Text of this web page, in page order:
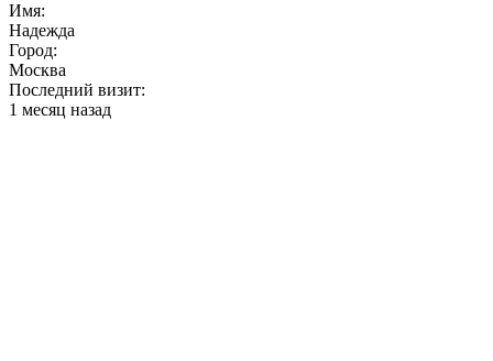
Имя:
Надежда
Город:
Москва
Последний визит:
1 месяц назад